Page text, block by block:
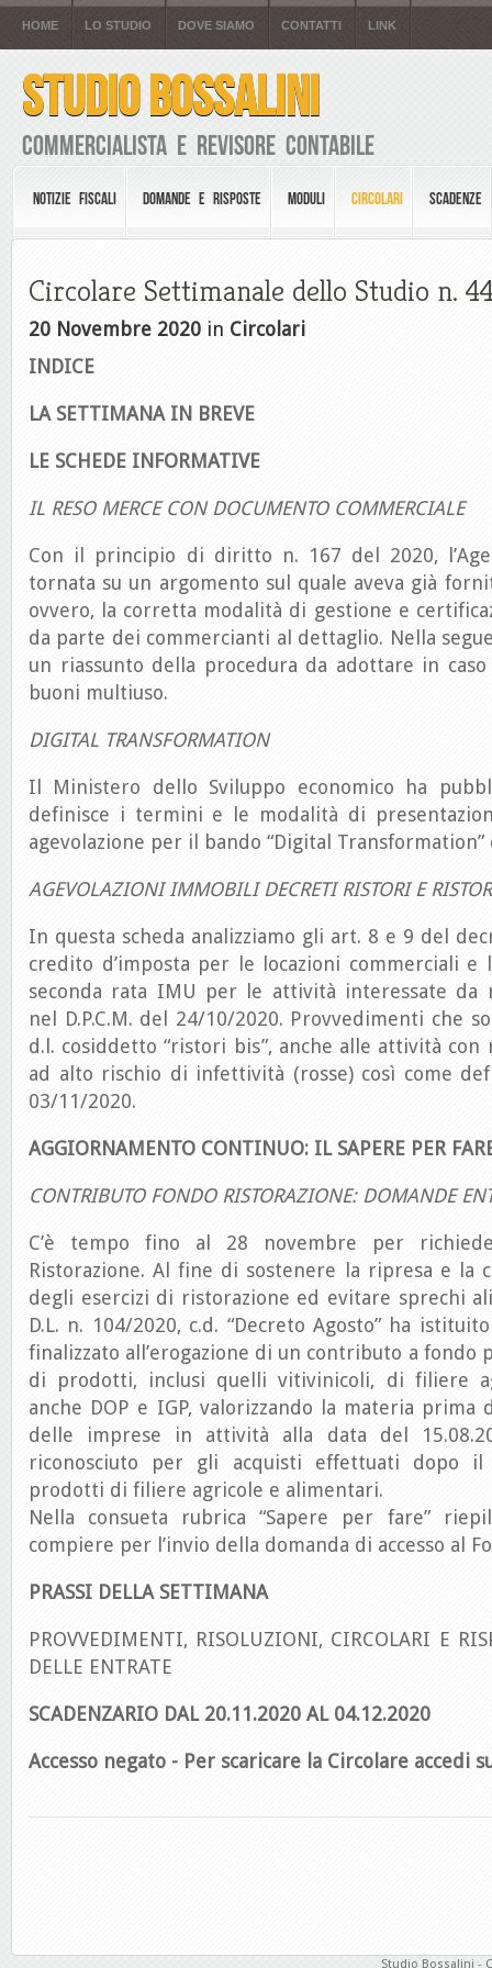
HOME LO STUDIO DOVE SIAMO CONTATTI LINK
STUDIO BOSSALINI
Commercialista e Revisore Contabile
NOTIZIE FISCALI DOMANDE E RISPOSTE MODULI CIRCOLARI SCADENZE
Circolare Settimanale dello Studio n.
20 Novembre 2020 in Circolari
INDICE
LA SETTIMANA IN BREVE
LE SCHEDE INFORMATIVE
IL RESO MERCE CON DOCUMENTO COMMERCIALE
Con il principio di diritto n. 167 del 2020,
tornata su un argomento sul quale aveva già
ovvero, la corretta modalità di gestione e
da parte dei commercianti al dettaglio. Nella
un riassunto della procedura da adottare in
buoni multiuso.
DIGITAL TRANSFORMATION
Il Ministero dello Sviluppo economico ha
definisce i termini e le modalità di
agevolazione per il bando “Digital
AGEVOLAZIONI IMMOBILI DECRETI RISTORI E
In questa scheda analizziamo gli art. 8 e 9 del
credito d’imposta per le locazioni commerciali e
seconda rata IMU per le attività interessate da
nel D.P.C.M. del 24/10/2020. Provvedimenti che
d.l. cosiddetto “ristori bis”, anche alle attività
ad alto rischio di infettività (rosse) così come
03/11/2020.
AGGIORNAMENTO CONTINUO: IL SAPERE PER
CONTRIBUTO FONDO RISTORAZIONE: DOMANDE
C’è tempo fino al 28 novembre per
Ristorazione. Al fine di sostenere la ripresa e la
degli esercizi di ristorazione ed evitare sprechi
D.L. n. 104/2020, c.d. “Decreto Agosto” ha
finalizzato all’erogazione di un contributo a fondo
di prodotti, inclusi quelli vitivinicoli, di filiere
anche DOP e IGP, valorizzando la materia
delle imprese in attività alla data del
riconosciuto per gli acquisti effettuati dopo
prodotti di filiere agricole e alimentari.
Nella consueta rubrica “Sapere per fare”
compiere per l’invio della domanda di accesso al
PRASSI DELLA SETTIMANA
PROVVEDIMENTI, RISOLUZIONI, CIRCOLARI E
DELLE ENTRATE
SCADENZARIO DAL 20.11.2020 AL 04.12.2020
Accesso negato - Per scaricare la Circolare accedi
Studio Bossalini -